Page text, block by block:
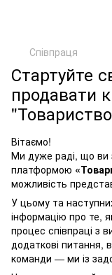
Співпраця
Стартуйте
продавати
Вітаємо!
Ми дуже раді, що ви
платформою
можливість
У цьому та
інформацію про те,
процес співпраці з
додаткові питання,
команди — ми із